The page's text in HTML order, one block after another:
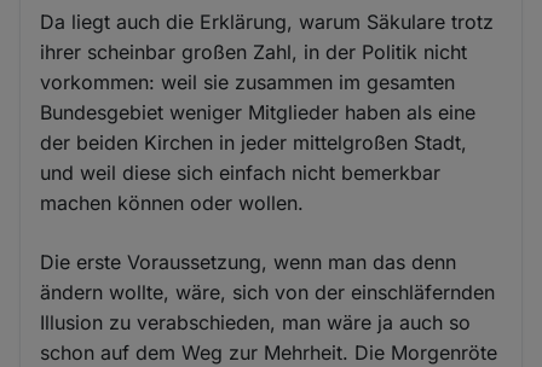
Da liegt auch die Erklärung, warum Säkulare trotz
ihrer scheinbar großen Zahl, in der Politik nicht
vorkommen: weil sie zusammen im gesamten
Bundesgebiet weniger Mitglieder haben als eine
der beiden Kirchen in jeder mittelgroßen Stadt,
und weil diese sich einfach nicht bemerkbar
machen können oder wollen.
Die erste Voraussetzung, wenn man das denn
ändern wollte, wäre, sich von der einschläfernden
Illusion zu verabschieden, man wäre ja auch so
schon auf dem Weg zur Mehrheit. Die Morgenröte